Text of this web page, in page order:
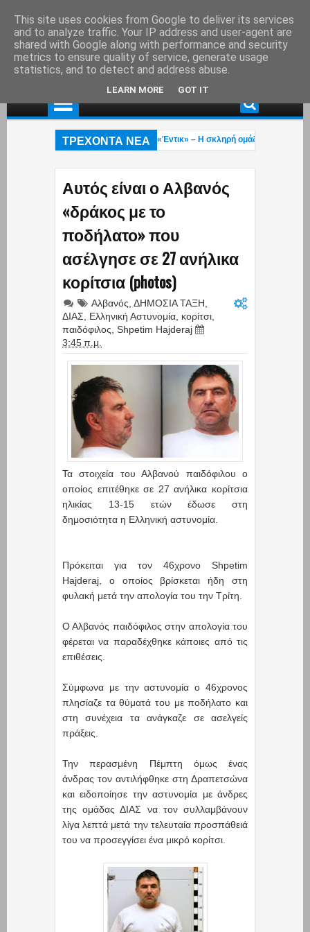
ΤΡΕΧΟΝΤΑ ΝΕΑ
Οι «Πίτμπουλ» και «Μπουλντόγκ» του «Έντικ» – Η σκληρή ομάδα που
Αυτός είναι ο Αλβανός
«δράκος με το
ποδήλατο» που
ασέλγησε σε 27 ανήλικα
κορίτσια (photos)
Αλβανός ΔΗΜΟΣΙΑ ΤΑΞΗ
ΔΙΑΣ
Ελληνική Αστυνομία κορίτσι
παιδόφιλος Shpetim Hajderaj
3:45 π.μ.
Τα στοιχεία του Αλβανού παιδόφιλου ο
οποίος επιτέθηκε σε 27 ανήλικα κορίτσια
ηλικίας 13-15 ετών έδωσε στη
δημοσιότητα η Ελληνική αστυνομία.
Πρόκειται για τον 46χρονο Shpetim
Hajderaj, ο οποίος βρίσκεται ήδη στη
φυλακή μετά την απoλογία του την Τρίτη.
Ο Αλβανός παιδόφιλος στην απολογία του
φέρεται να παραδέχθηκε κάποιες από τις
επιθέσεις.
Σύμφωνα με την αστυνομία ο 46χρονος
πλησίαζε τα θύματά του με ποδήλατο και
στη συνέχεια τα ανάγκαζε σε ασελγείς
πράξεις.
Την περασμένη Πέμπτη όμως ένας
άνδρας τον αντιλήφθηκε στη Δραπετσώνα
και ειδοποίησε την αστυνομία με άνδρες
της ομάδας ΔΙΑΣ να τον συλλαμβάνουν
λίγα λεπτά μετά την τελευταία προσπάθειά
του να προσεγγίσει ένα μικρό κορίτσι.
This site uses cookies from Google to deliver its services
and to analyze traffic. Your IP address and user-agent are
shared with Google along with performance and security
metrics to ensure quality of service, generate usage
statistics, and to detect and address abuse.
LEARN MORE GOT IT